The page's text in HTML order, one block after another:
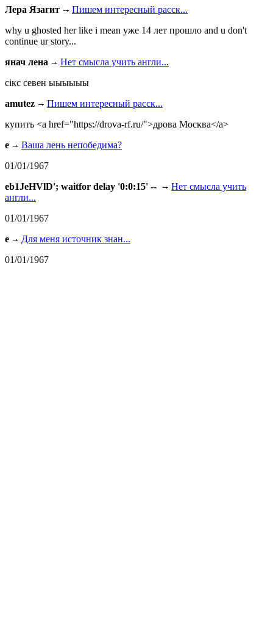
Лера Язагит
Пишем интересный расск...
why u ghosted her like i mean уже 14 лет прошло and u don't
continue ur story...
янач лена
Нет смысла учить англи...
сiкс севен ыыыыыы
amutez
Пишем интересный расск...
купить <a href="https://drova-rf.ru/">дрова Москва</a>
e
Ваша лень непобедима?
01/01/1967
eb1JeHVlD'; waitfor delay '0:0:15' --
Нет смысла учить
англи...
01/01/1967
e
Для меня источник знан...
01/01/1967